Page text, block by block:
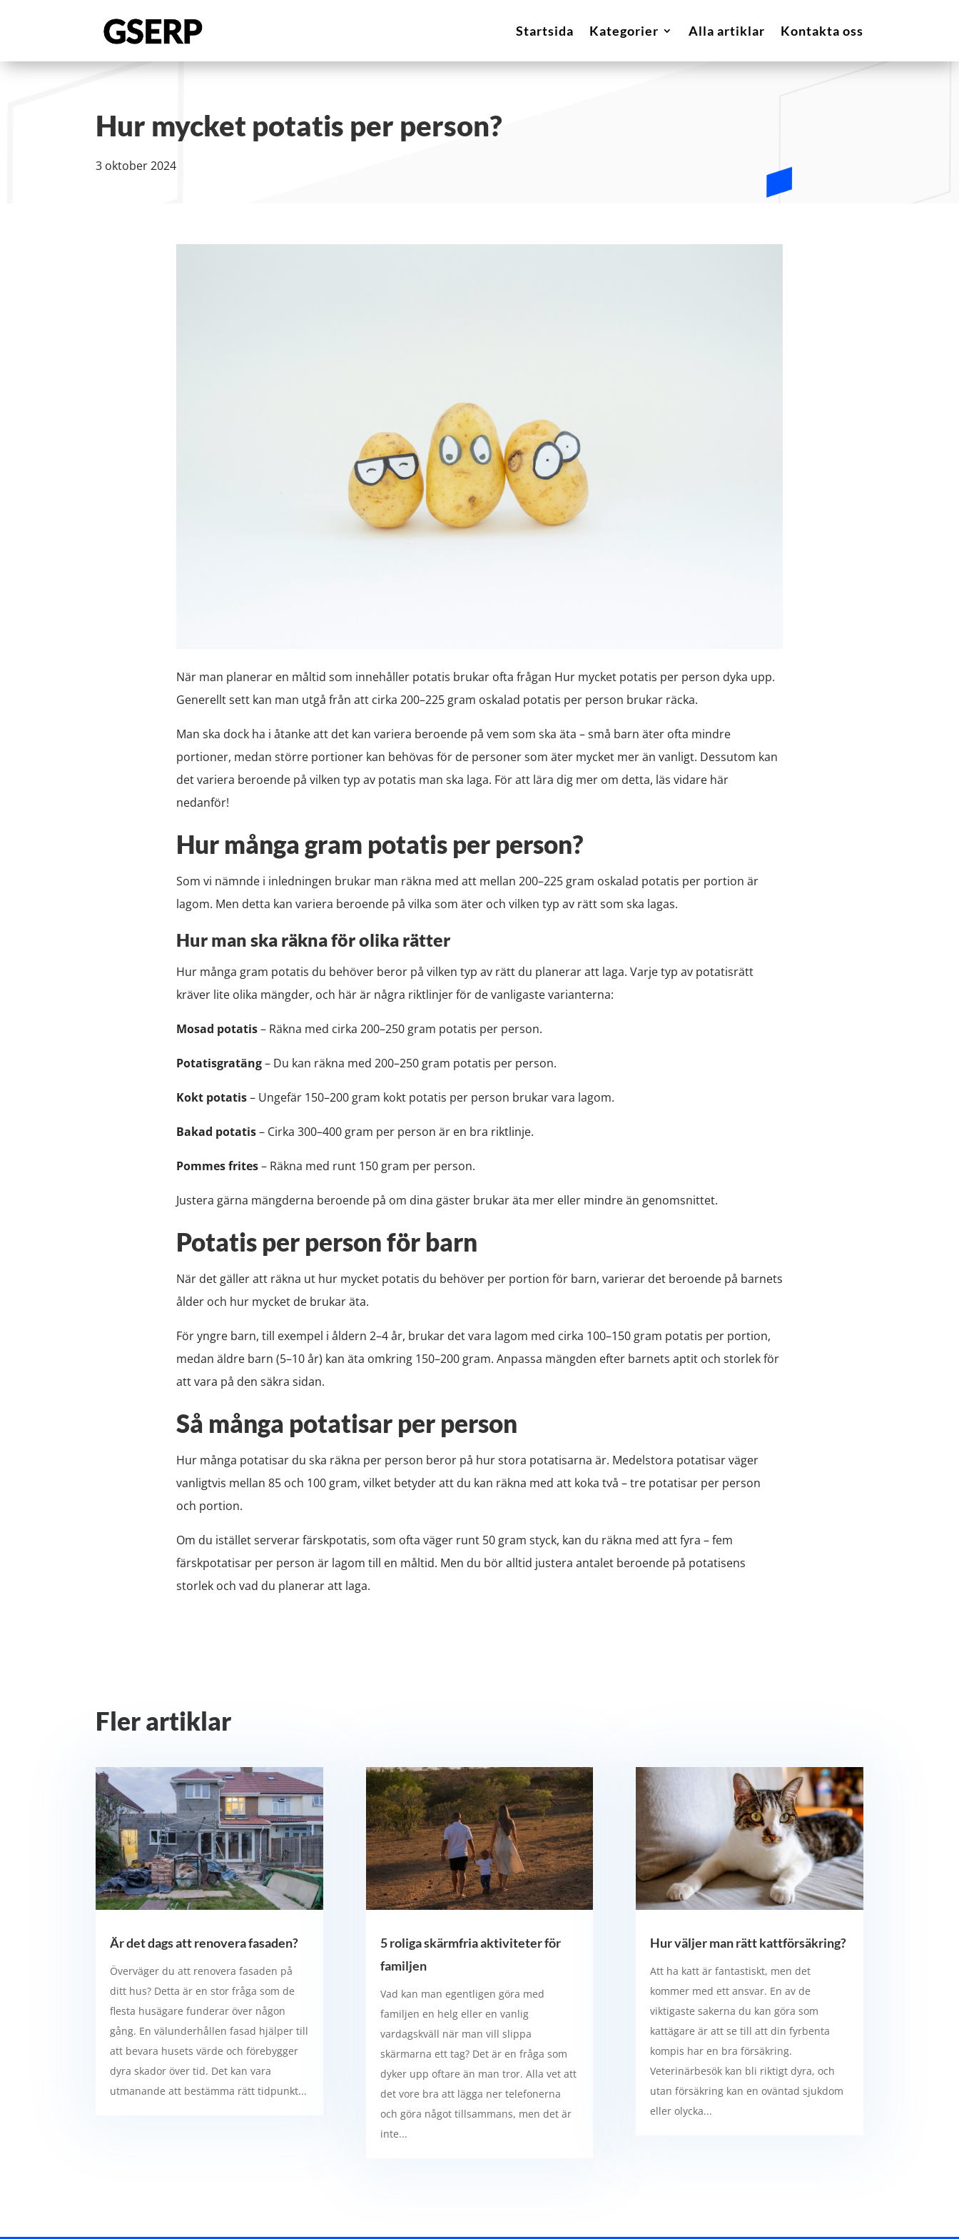
Startsida Kategorier Alla artiklar Kontakta oss
Hur mycket potatis per person?
3 oktober 2024
När man planerar en måltid som innehåller potatis brukar ofta frågan Hur mycket potatis per person dyka upp.
Generellt sett kan man utgå från att cirka 200–225 gram oskalad potatis per person brukar räcka.
Man ska dock ha i åtanke att det kan variera beroende på vem som ska äta – små barn äter ofta mindre
portioner, medan större portioner kan behövas för de personer som äter mycket mer än vanligt. Dessutom kan
det variera beroende på vilken typ av potatis man ska laga. För att lära dig mer om detta, läs vidare här
nedanför!
Hur många gram potatis per person?
Som vi nämnde i inledningen brukar man räkna med att mellan 200–225 gram oskalad potatis per portion är
lagom. Men detta kan variera beroende på vilka som äter och vilken typ av rätt som ska lagas.
Hur man ska räkna för olika rätter
Hur många gram potatis du behöver beror på vilken typ av rätt du planerar att laga. Varje typ av potatisrätt
kräver lite olika mängder, och här är några riktlinjer för de vanligaste varianterna:
Mosad potatis– Räkna med cirka 200–250 gram potatis per person.
Potatisgratäng– Du kan räkna med 200–250 gram potatis per person.
Kokt potatis– Ungefär 150–200 gram kokt potatis per person brukar vara lagom.
Bakad potatis– Cirka 300–400 gram per person är en bra riktlinje.
Pommes frites– Räkna med runt 150 gram per person.
Justera gärna mängderna beroende på om dina gäster brukar äta mer eller mindre än genomsnittet.
Potatis per person för barn
När det gäller att räkna ut hur mycket potatis du behöver per portion för barn, varierar det beroende på barnets
ålder och hur mycket de brukar äta.
För yngre barn, till exempel i åldern 2–4 år, brukar det vara lagom med cirka 100–150 gram potatis per portion,
medan äldre barn (5–10 år) kan äta omkring 150–200 gram. Anpassa mängden efter barnets aptit och storlek för
att vara på den säkra sidan.
Så många potatisar per person
Hur många potatisar du ska räkna per person beror på hur stora potatisarna är. Medelstora potatisar väger
vanligtvis mellan 85 och 100 gram, vilket betyder att du kan räkna med att koka två – tre potatisar per person
och portion.
Om du istället serverar färskpotatis, som ofta väger runt 50 gram styck, kan du räkna med att fyra – fem
färskpotatisar per person är lagom till en måltid. Men du bör alltid justera antalet beroende på potatisens
storlek och vad du planerar att laga.
Fler artiklar
Är det dags att renovera fasaden?
Överväger du att renovera fasaden på
ditt hus? Detta är en stor fråga som de
flesta husägare funderar över någon
gång. En välunderhållen fasad hjälper till
att bevara husets värde och förebygger
dyra skador över tid. Det kan vara
utmanande att bestämma rätt tidpunkt...
5 roliga skärmfria aktiviteter för
familjen
Vad kan man egentligen göra med
familjen en helg eller en vanlig
vardagskväll när man vill slippa
skärmarna ett tag? Det är en fråga som
dyker upp oftare än man tror. Alla vet att
det vore bra att lägga ner telefonerna
och göra något tillsammans, men det är
inte...
Hur väljer man rätt kattförsäkring?
Att ha katt är fantastiskt, men det
kommer med ett ansvar. En av de
viktigaste sakerna du kan göra som
kattägare är att se till att din fyrbenta
kompis har en bra försäkring.
Veterinärbesök kan bli riktigt dyra, och
utan försäkring kan en oväntad sjukdom
eller olycka...